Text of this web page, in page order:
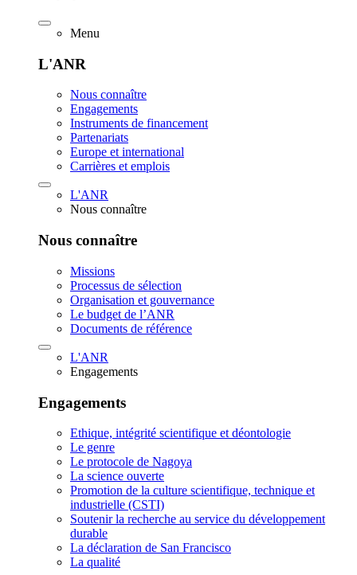
Menu
L'ANR
Nous connaître
Engagements
Instruments de financement
Partenariats
Europe et international
Carrières et emplois
L'ANR
Nous connaître
Nous connaître
Missions
Processus de sélection
Organisation et gouvernance
Le budget de l’ANR
Documents de référence
L'ANR
Engagements
Engagements
Ethique, intégrité scientifique et déontologie
Le genre
Le protocole de Nagoya
La science ouverte
Promotion de la culture scientifique, technique et
industrielle (CSTI)
Soutenir la recherche au service du développement
durable
La déclaration de San Francisco
La qualité